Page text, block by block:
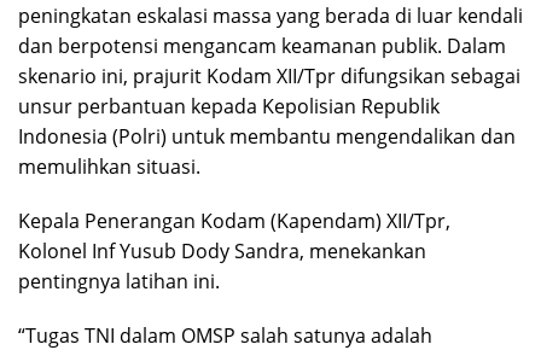
peningkatan eskalasi massa yang berada di luar kendali
dan berpotensi mengancam keamanan publik. Dalam
skenario ini, prajurit Kodam XII/Tpr difungsikan sebagai
unsur perbantuan kepada Kepolisian Republik
Indonesia (Polri) untuk membantu mengendalikan dan
memulihkan situasi.
Kepala Penerangan Kodam (Kapendam) XII/Tpr,
Kolonel Inf Yusub Dody Sandra, menekankan
pentingnya latihan ini.
“Tugas TNI dalam OMSP salah satunya adalah